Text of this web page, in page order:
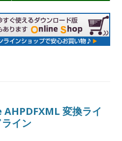
変換ライ
イン